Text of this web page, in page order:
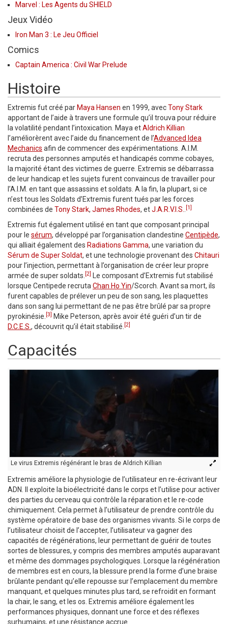
Marvel : Les Agents du SHIELD
Jeux Vidéo
Iron Man 3 : Le Jeu Officiel
Comics
Captain America : Civil War Prelude
Histoire
Extremis fut créé par Maya Hansen en 1999, avecTony Stark
apportant de l’aide à travers une formule qu’il trouva pour réduire
la volatilité pendant l’intoxication. Maya etAldrich Killian
l’améliorèrent avec l’aide du financement de l’Advanced Idea
Mechanics afin de commencer des expérimentations. A.I.M.
recruta des personnes amputés et handicapés comme cobayes,
la majorité étant des victimes de guerre. Extremis se débarrassa
de leur handicap et les sujets furent convaincus de travailler pour
l’A.I.M. en tant que assassins et soldats. A la fin, la plupart, si ce
n’est tous les Soldats d’Extremis furent tués par les forces
combinées de Tony Stark, James Rhodes, etJ.A.R.V.I.S.. [1]
Extremis fut également utilisé en tant que composant principal
pour le sérum, développé par l’organisation clandestine Centipède,
qui alliait également des Radiations Gamma, une variation du
Sérum de Super Soldat, et une technologie provenant des Chitauri
pour l’injection, permettant à l’organisation de créer leur propre
armée de super soldats. [2]
Le composant d’Extremis fut stabilisé
lorsque Centipede recrutaChan Ho Yin/Scorch. Avant sa mort, ils
furent capables de prélever un peu de son sang, les plaquettes
dans son sang lui permettant de ne pas être brûlé par sa propre
pyrokinésie. [3]
Mike Peterson, après avoir été guéri d’un tir de
D.C.E.S., découvrit qu’il était stabilisé. [2]
Capacités
Le virus Extremis régénérant le bras de Aldrich Killian
Extremis améliore la physiologie de l’utilisateur en re-écrivant leur
ADN. Il exploite la bioélectricité dans le corps et l’utilise pour activer
des parties du cerveau qui contrôle la réparation et le re-code
chimiquement. Cela permet à l’utilisateur de prendre contrôle du
système opératoire de base des organismes vivants. Si le corps de
l’utilisateur choisit de l’accepter, l’utilisateur va gagner des
capacités de régénérations, leur permettant de guérir de toutes
sortes de blessures, y compris des membres amputés auparavant
et même des dommages psychologiques. Lorsque la régénération
de membres est en cours, la blessure prend la forme d’une braise
brûlante pendant qu’elle repousse sur l’emplacement du membre
manquant, et quelques minutes plus tard, se refroidit en formant
la chair, le sang, et les os. Extremis améliore également les
performances physiques, donnant une force et des réflexes
surhumains, et une résistance accrue.